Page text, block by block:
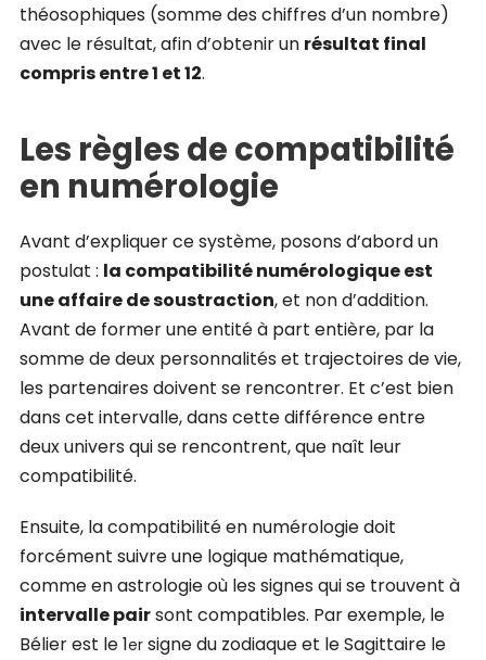
théosophiques (somme des chiffres d’un nombre)
avec le résultat, afin d’obtenir un résultat final
compris entre 1 et 12.
Les règles de compatibilité
en numérologie
Avant d’expliquer ce système, posons d’abord un
postulat : la compatibilité numérologique est
une affaire de soustraction, et non d’addition.
Avant de former une entité à part entière, par la
somme de deux personnalités et trajectoires de vie,
les partenaires doivent se rencontrer. Et c’est bien
dans cet intervalle, dans cette différence entre
deux univers qui se rencontrent, que naît leur
compatibilité.
Ensuite, la compatibilité en numérologie doit
forcément suivre une logique mathématique,
comme en astrologie où les signes qui se trouvent à
intervalle pairsont compatibles. Par exemple, le
Bélier est le 1er signe du zodiaque et le Sagittaire le